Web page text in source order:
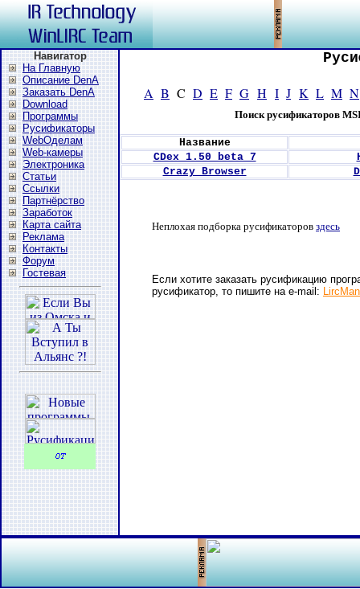
Навигатор
На Главную
Описание DenA
Заказать DenA
Download
Программы
Русификаторы
WebОделам
Web-камеры
Электроника
Статьи
Ссылки
Партнёрство
Заработок
Карта сайта
Реклама
Контакты
Форум
Гостевая
A B C D E F G H I J K L M N
Поиск русификаторов
Название
CDex 1.50 beta 7
Crazy Browser
Неплохая подборка русификаторов здесь
Если хотите заказать русификацию
русификатор, то пишите на e-mail: